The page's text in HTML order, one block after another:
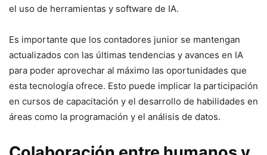
el uso de herramientas y software de IA.
Es importante que los contadores junior se mantengan
actualizados con las últimas tendencias y avances en IA
para poder aprovechar al máximo las oportunidades que
esta tecnología ofrece. Esto puede implicar la participación
en cursos de capacitación y el desarrollo de habilidades en
áreas como la programación y el análisis de datos.